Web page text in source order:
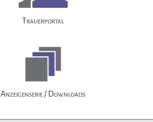
Trauerportal
Anzeigenserie / Downloads